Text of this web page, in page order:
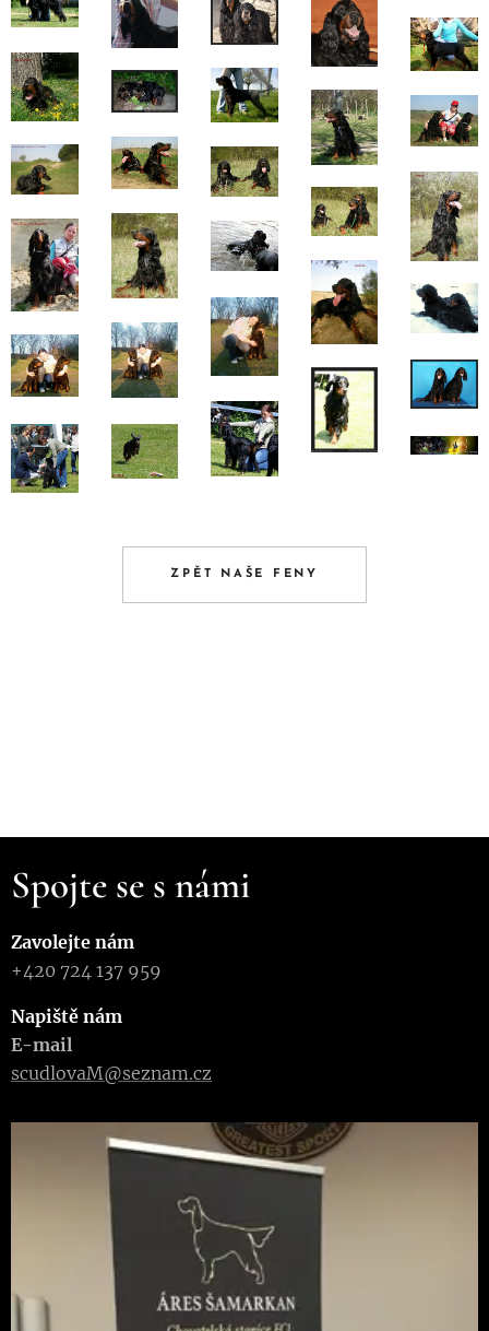
ZPĚT NAŠE FENY
Spojte se s námi
Zavolejte nám
+420 724 137 959
Napiště nám
E-mail
scudlovaM@seznam.cz